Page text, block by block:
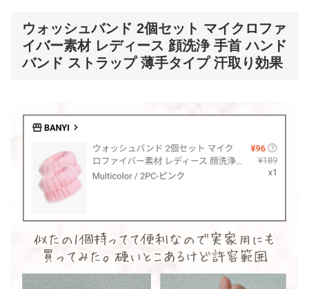
ウォッシュバンド 2個セット マイクロファ
イバー素材 レディース 顔洗浄 手首 ハンド
バンド ストラップ 薄手タイプ 汗取り効果